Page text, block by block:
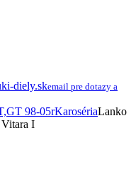
diely.skemail pre dotazy a
98-05rKarosériaLanko
I